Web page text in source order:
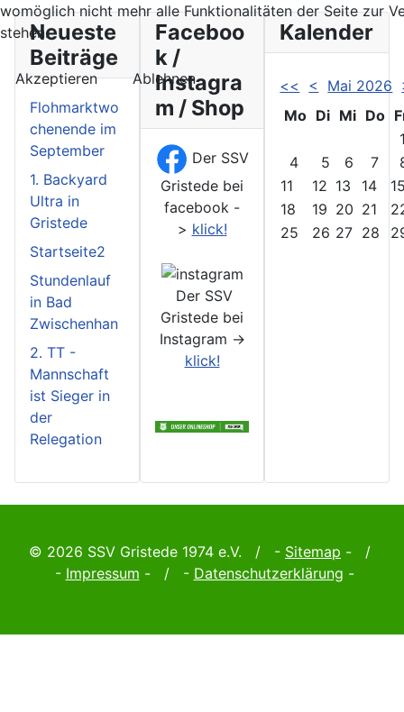
Neueste
Beiträge
Flohmarktwo
chenende im
September
1. Backyard
Ultra in
Gristede
Startseite2
Stundenlauf
in Bad
Zwischenhan
2. TT -
Mannschaft
ist Sieger in
der
Relegation
Faceboo
k /
Instagra
m / Shop
Der SSV
Gristede bei
facebook -
> klick!
Der SSV
Gristede bei
Instagram ->
klick!
Kalender
<< < Mai 2026
Mo Di Mi Do
4
5 6 7
11
12 13 14
18
19 20 21
25
26 27 28
© 2026 SSV Gristede 1974 e.V. / - Sitemap - /
- Impressum - / - Datenschutzerklärung -
womöglich nicht mehr alle Funktionalitäten der Seite zur
stehen.
Akzeptieren Ablehnen